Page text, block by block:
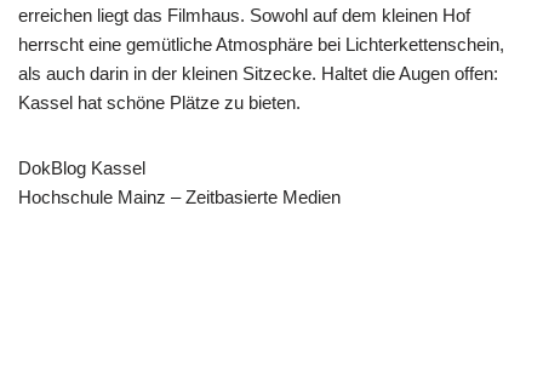
erreichen liegt das Filmhaus. Sowohl auf dem kleinen Hof
herrscht eine gemütliche Atmosphäre bei Lichterkettenschein,
als auch darin in der kleinen Sitzecke. Haltet die Augen offen:
Kassel hat schöne Plätze zu bieten.
DokBlog Kassel
Hochschule Mainz – Zeitbasierte Medien